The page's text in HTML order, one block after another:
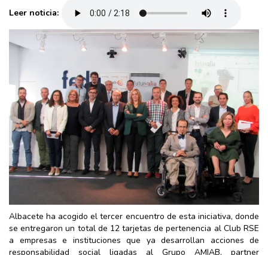
Leer noticia:
Albacete ha acogido el tercer encuentro de esta iniciativa, donde
se entregaron un total de 12 tarjetas de pertenencia al Club RSE
a empresas e instituciones que ya desarrollan acciones de
responsabilidad social ligadas al Grupo AMIAB, partner